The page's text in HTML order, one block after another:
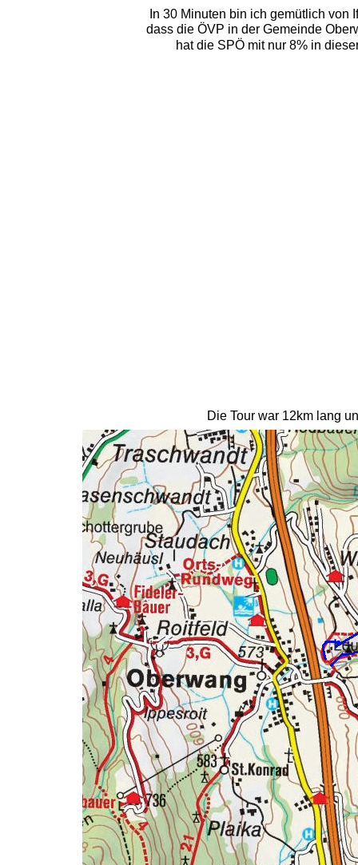
Die Tour war 12km lang
In 30 Minuten bin ich gemütlich
dass die ÖVP in der Gemeinde
hat die SPÖ mit nur 8% in